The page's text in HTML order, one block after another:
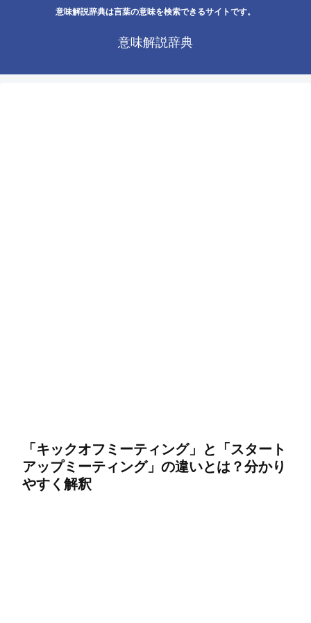
意味解説辞典は言葉の意味を検索できるサイトです。
意味解説辞典
「キックオフミーティング」と「スタート
アップミーティング」の違いとは？分かり
やすく解釈